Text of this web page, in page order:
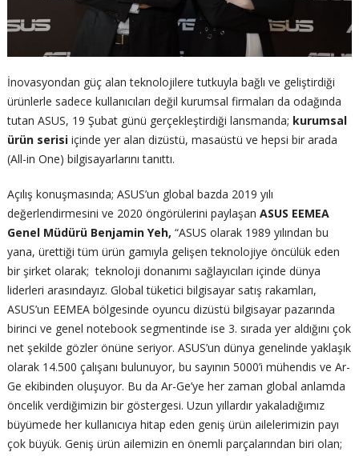
İnovasyondan güç alan teknolojilere tutkuyla bağlı ve geliştirdiği
ürünlerle sadece kullanıcıları değil kurumsal firmaları da odağında
tutan ASUS, 19 Şubat günü gerçekleştirdiği lansmanda; kurumsal
ürün serisiiçinde yer alan dizüstü, masaüstü ve hepsi bir arada
(All-in One) bilgisayarlarını tanıttı.
Açılış konuşmasında; ASUS’un global bazda 2019 yılı
değerlendirmesini ve 2020 öngörülerini paylaşan ASUS EEMEA
Genel Müdürü Benjamin Yeh, “ASUS olarak 1989 yılından bu
yana, ürettiği tüm ürün gamıyla gelişen teknolojiye öncülük eden
bir şirket olarak; teknoloji donanımı sağlayıcıları içinde dünya
liderleri arasındayız. Global tüketici bilgisayar satış rakamları,
ASUS’un EEMEA bölgesinde oyuncu dizüstü bilgisayar pazarında
birinci ve genel notebook segmentinde ise 3. sırada yer aldığını çok
net şekilde gözler önüne seriyor. ASUS’un dünya genelinde yaklaşık
olarak 14.500 çalışanı bulunuyor, bu sayının 5000’i mühendis ve Ar-
Ge ekibinden oluşuyor. Bu da Ar-Ge’ye her zaman global anlamda
öncelik verdiğimizin bir göstergesi. Uzun yıllardır yakaladığımız
büyümede her kullanıcıya hitap eden geniş ürün ailelerimizin payı
çok büyük. Geniş ürün ailemizin en önemli parçalarından biri olan;